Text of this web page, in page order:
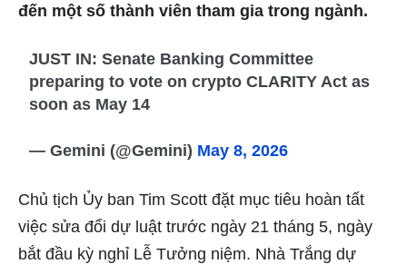
đến một số thành viên tham gia trong ngành.
JUST IN: Senate Banking Committee
preparing to vote on crypto CLARITY Act as
soon as May 14
— Gemini (@Gemini) May 8, 2026
Chủ tịch Ủy ban Tim Scott đặt mục tiêu hoàn tất
việc sửa đổi dự luật trước ngày 21 tháng 5, ngày
bắt đầu kỳ nghỉ Lễ Tưởng niệm. Nhà Trắng dự